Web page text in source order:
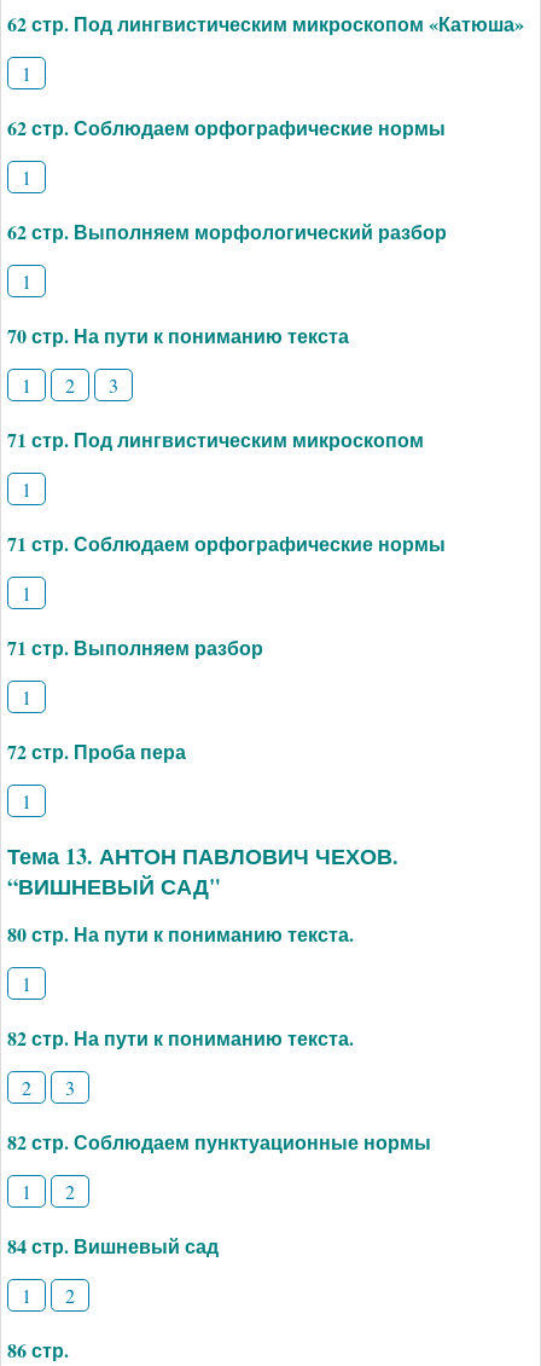
62 стр. Под лингвистическим микроскопом «Катюша»
1
62 стр. Соблюдаем орфографические нормы
1
62 стр. Выполняем морфологический разбор
1
70 стр. На пути к пониманию текста
1 2 3
71 стр. Под лингвистическим микроскопом
1
71 стр. Соблюдаем орфографические нормы
1
71 стр. Выполняем разбор
1
72 стр. Проба пера
1
Тема 13. АНТОН ПАВЛОВИЧ ЧЕХОВ.
“ВИШНЕВЫЙ САД"
80 стр. На пути к пониманию текста.
1
82 стр. На пути к пониманию текста.
2 3
82 стр. Соблюдаем пунктуационные нормы
1 2
84 стр. Вишневый сад
1 2
86 стр.